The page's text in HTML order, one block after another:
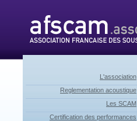
L'association
Reglementation acoustique
Les SCAM
Certification des performances